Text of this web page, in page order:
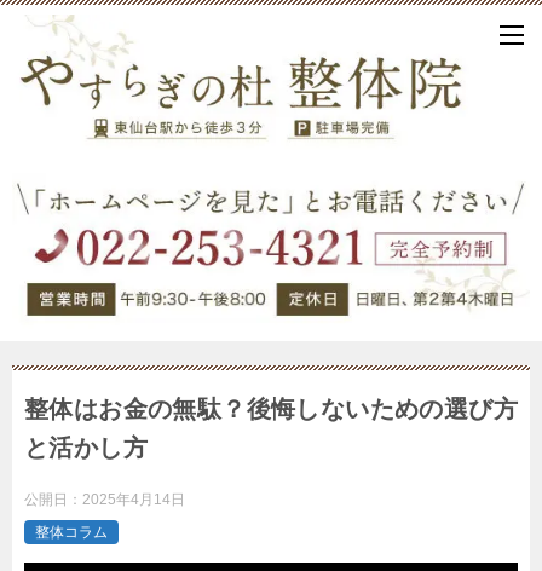
整体はお金の無駄？後悔しないための選び方
と活かし方
公開日： 2025年4月14日
整体コラム